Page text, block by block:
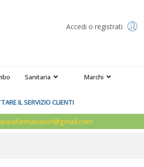
Accedi o registrati
Sanitaria Marchi
IL SERVIZIO CLIENTI